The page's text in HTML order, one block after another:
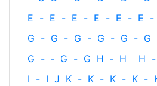
E - E - E - E - E - E -
G - G - G - G - G - G
G - ‐ G - G H ‐ H H -
I - I J K - K - K - K -